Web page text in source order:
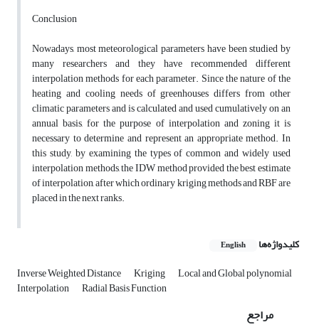
Conclusion
Nowadays, most meteorological parameters have been studied by
many researchers and they have recommended different
interpolation methods for each parameter. Since the nature of the
heating and cooling needs of greenhouses differs from other
climatic parameters and is calculated and used cumulatively on an
annual basis, for the purpose of interpolation and zoning it is
necessary to determine and represent an appropriate method. In
this study, by examining the types of common and widely used
interpolation methods, the IDW method provided the best estimate
of interpolation, after which ordinary kriging methods and RBF are
placed in the next ranks.
کلیدواژه‌ها English
Inverse Weighted Distance Kriging Local and Global polynomial
Interpolation Radial Basis Function
مراجع